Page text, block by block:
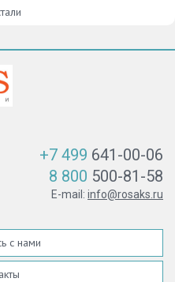
+7 499 641-00-06
8 800 500-81-58
E-mail: info@rosaks.ru
с нами